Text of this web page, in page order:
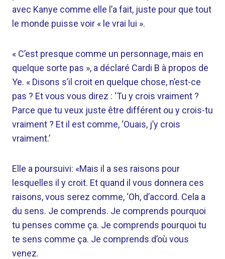
avec Kanye comme elle l’a fait, juste pour que tout
le monde puisse voir « le vrai lui ».
« C’est presque comme un personnage, mais en
quelque sorte pas », a déclaré Cardi B à propos de
Ye. « Disons s’il croit en quelque chose, n’est-ce
pas ? Et vous vous direz : ‘Tu y crois vraiment ?
Parce que tu veux juste être différent ou y crois-tu
vraiment ? Et il est comme, ‘Ouais, j’y crois
vraiment.’
Elle a poursuivi: «Mais il a ses raisons pour
lesquelles il y croit. Et quand il vous donnera ces
raisons, vous serez comme, ‘Oh, d’accord. Cela a
du sens. Je comprends. Je comprends pourquoi
tu penses comme ça. Je comprends pourquoi tu
te sens comme ça. Je comprends d’où vous
venez.